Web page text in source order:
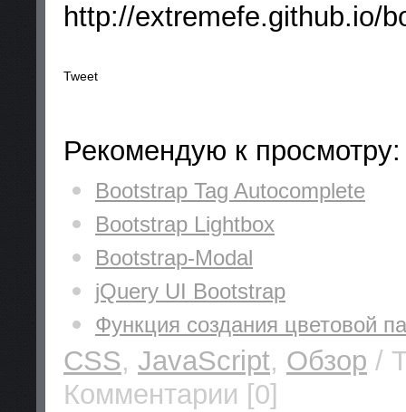
http://extremefe.github.io/
Tweet
Рекомендую к просмотру:
Bootstrap Tag Autocomplete
Bootstrap Lightbox
Bootstrap-Modal
jQuery UI Bootstrap
Функция создания цветовой
CSS, JavaScript, Обзор /
Комментарии [0]